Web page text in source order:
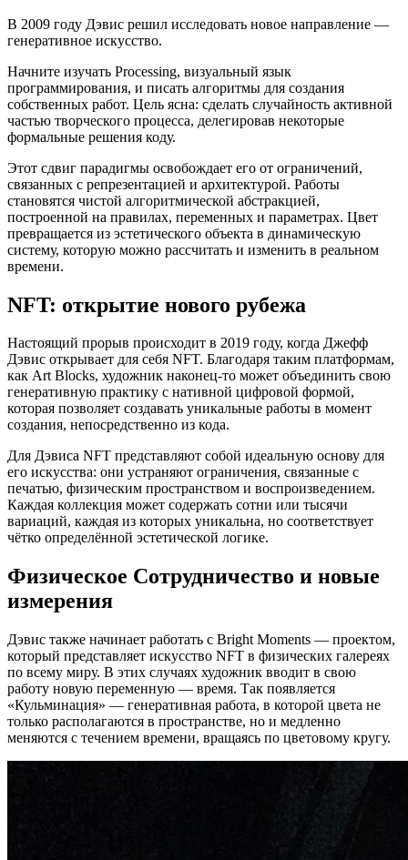
В 2009 году Дэвис решил исследовать новое направление —
генеративное искусство.
Начните изучать Processing, визуальный язык
программирования, и писать алгоритмы для создания
собственных работ. Цель ясна: сделать случайность активной
частью творческого процесса, делегировав некоторые
формальные решения коду.
Этот сдвиг парадигмы освобождает его от ограничений,
связанных с репрезентацией и архитектурой. Работы
становятся чистой алгоритмической абстракцией,
построенной на правилах, переменных и параметрах. Цвет
превращается из эстетического объекта в динамическую
систему, которую можно рассчитать и изменить в реальном
времени.
NFT: открытие нового рубежа
Настоящий прорыв происходит в 2019 году, когда Джефф
Дэвис открывает для себя NFT. Благодаря таким платформам,
как Art Blocks, художник наконец-то может объединить свою
генеративную практику с нативной цифровой формой,
которая позволяет создавать уникальные работы в момент
создания, непосредственно из кода.
Для Дэвиса NFT представляют собой идеальную основу для
его искусства: они устраняют ограничения, связанные с
печатью, физическим пространством и воспроизведением.
Каждая коллекция может содержать сотни или тысячи
вариаций, каждая из которых уникальна, но соответствует
чётко определённой эстетической логике.
Физическое Сотрудничество и новые
измерения
Дэвис также начинает работать с Bright Moments — проектом,
который представляет искусство NFT в физических галереях
по всему миру. В этих случаях художник вводит в свою
работу новую переменную — время. Так появляется
«Кульминация» — генеративная работа, в которой цвета не
только располагаются в пространстве, но и медленно
меняются с течением времени, вращаясь по цветовому кругу.